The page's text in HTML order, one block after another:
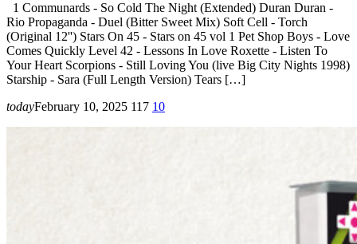
1 Communards - So Cold The Night (Extended) Duran Duran -
Rio Propaganda - Duel (Bitter Sweet Mix) Soft Cell - Torch
(Original 12'') Stars On 45 - Stars on 45 vol 1 Pet Shop Boys - Love
Comes Quickly Level 42 - Lessons In Love Roxette - Listen To
Your Heart Scorpions - Still Loving You (live Big City Nights 1998)
Starship - Sara (Full Length Version) Tears […]
todayFebruary 10, 2025 117 10